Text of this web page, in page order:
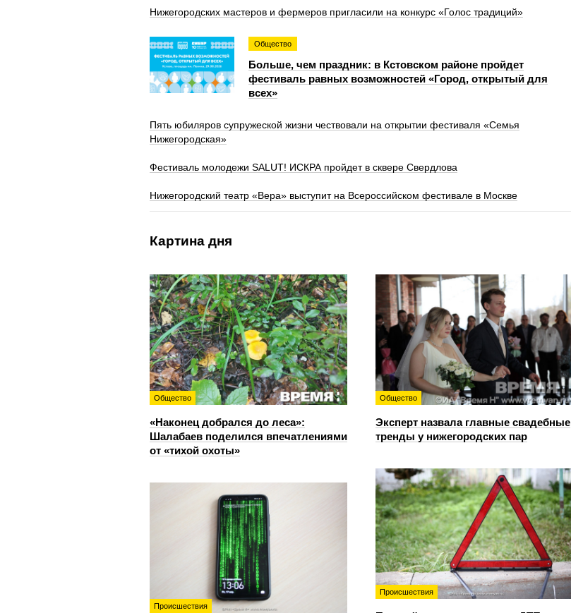
Нижегородских мастеров и фермеров пригласили на конкурс «Голос традиций»
Общество
Больше, чем праздник: в Кстовском районе пройдет
фестиваль равных возможностей «Город, открытый для
всех»
Пять юбиляров супружеской жизни чествовали на открытии фестиваля «Семья
Нижегородская»
Фестиваль молодежи SALUT! ИСКРА пройдет в сквере Свердлова
Нижегородский театр «Вера» выступит на Всероссийском фестивале в Москве
Картина дня
Общество
«Наконец добрался до леса»:
Шалабаев поделился впечатлениями
от «тихой охоты»
Общество
Эксперт назвала главные свадебные
тренды у нижегородских пар
Происшествия
Происшествия